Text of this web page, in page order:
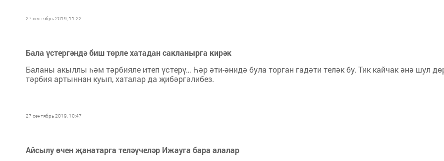
27 сентябрь 2019, 11:22
Бала үстергәндә биш төрле хатадан сакланырга кирәк
Баланы акыллы һәм тәрбияле итеп үстерү… Һәр әти-әнидә була торган гадәти теләк бу. Тик кайчак әнә шул
тәрбия артыннан куып, хаталар да җибәргәлибез.
27 сентябрь 2019, 10:47
Айсылу өчен җанатарга теләүчеләр Ижауга бара алалар